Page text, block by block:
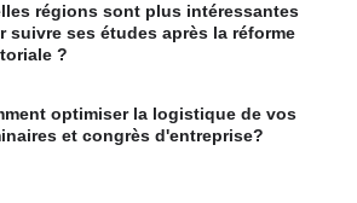
régions sont plus intéressantes
suivre ses études après la réforme
?
optimiser la logistique de vos
et congrès d'entreprise?